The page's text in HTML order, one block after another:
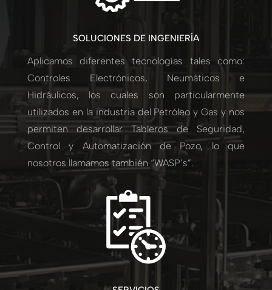
SOLUCIONES DE INGENIERÍA
Aplicamos diferentes tecnologías tales como:
Controles Electrónicos, Neumáticos e
Hidráulicos, los cuales son particularmente
utilizados en la industria del Petróleo y Gas y nos
permiten desarrollar Tableros de Seguridad,
Control y Automatización de Pozo, lo que
nosotros llamamos también “WASP’s”.